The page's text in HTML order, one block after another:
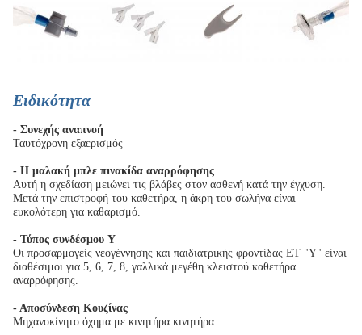
Ειδικότητα
- Συνεχής αναπνοή
Ταυτόχρονη εξαερισμός
- Η μαλακή μπλε πινακίδα αναρρόφησης
Αυτή η σχεδίαση μειώνει τις βλάβες στον ασθενή κατά την έγχυση.
Μετά την επιστροφή του καθετήρα, η άκρη του σωλήνα είναι
ευκολότερη για καθαρισμό.
- Τύπος συνδέσμου Y
Οι προσαρμογείς νεογέννησης και παιδιατρικής φροντίδας ET "Y" είναι
διαθέσιμοι για 5, 6, 7, 8, γαλλικά μεγέθη κλειστού καθετήρα
αναρρόφησης.
- Αποσύνδεση Κουζίνας
Μηχανοκίνητο όχημα με κινητήρα κινητήρα